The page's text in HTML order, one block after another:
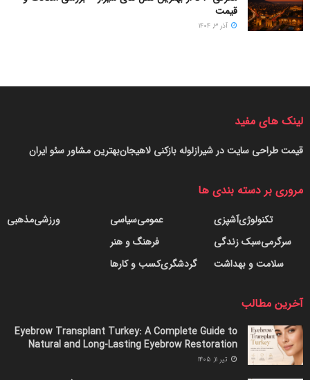
قیمت
آذر ۳, ۱۴۰۴
لینک های مفید
بهترین مشاور سئو ایرانلوله بازکنی لاهیجانقیمت طراحی سایت در شیراز
مروری بر دسته بندی ها
آشپزیتکنولوژی
سبک زندگیسرگرمی
سلامت و بهداشت
سیاسیعمومی
فرهنگ و هنر
کسب و کارهاگردشگری
مذهبیورزشی
آخرین مطالب
Eyebrow Transplant Turkey: A Complete Guide to
Natural and Long-Lasting Eyebrow Restoration
تیر ۱۱, ۱۴۰۵